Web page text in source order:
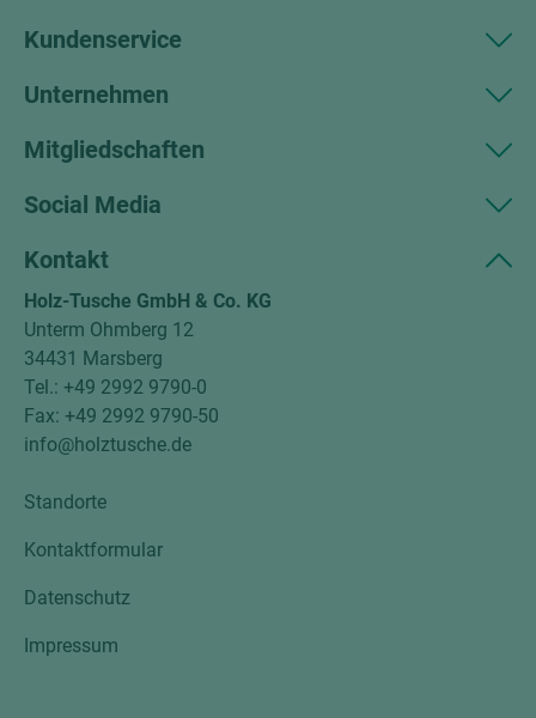
Kundenservice
Unternehmen
Mitgliedschaften
Social Media
Kontakt
Holz-Tusche GmbH & Co. KG
Unterm Ohmberg 12
34431 Marsberg
Tel.: +49 2992 9790-0
Fax: +49 2992 9790-50
info@holztusche.de
Standorte
Kontaktformular
Datenschutz
Impressum